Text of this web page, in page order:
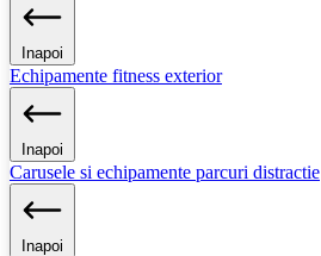
Inapoi
Echipamente fitness exterior
Inapoi
Carusele si echipamente parcuri distractie
Inapoi